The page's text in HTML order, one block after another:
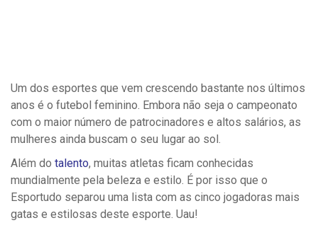
Um dos esportes que vem crescendo bastante nos últimos
anos é o futebol feminino. Embora não seja o campeonato
com o maior número de patrocinadores e altos salários, as
mulheres ainda buscam o seu lugar ao sol.
Além do talento, muitas atletas ficam conhecidas
mundialmente pela beleza e estilo. É por isso que o
Esportudo separou uma lista com as cinco jogadoras mais
gatas e estilosas deste esporte. Uau!